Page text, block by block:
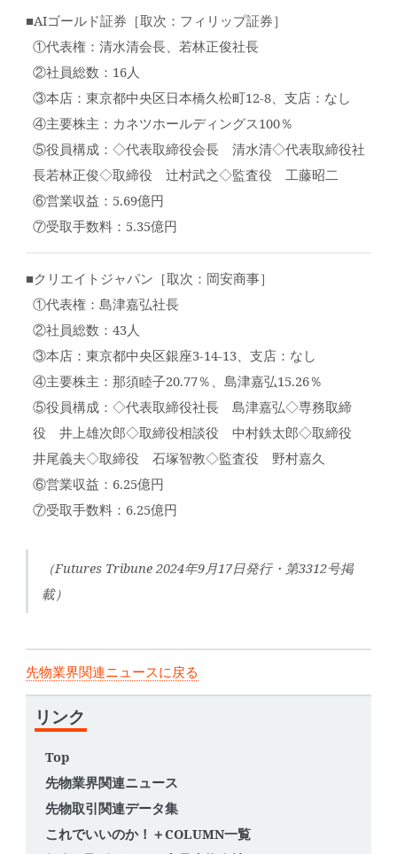
■AIゴールド証券［取次：フィリップ証券］
①代表権：清水清会長、若林正俊社長
②社員総数：16人
③本店：東京都中央区日本橋久松町12-8、支店：なし
④主要株主：カネツホールディングス100％
⑤役員構成：◇代表取締役会長 清水清◇代表取締役社
長若林正俊◇取締役 辻村武之◇監査役 工藤昭二
⑥営業収益：5.69億円
⑦受取手数料：5.35億円
■クリエイトジャパン［取次：岡安商事］
①代表権：島津嘉弘社長
②社員総数：43人
③本店：東京都中央区銀座3-14-13、支店：なし
④主要株主：那須睦子20.77％、島津嘉弘15.26％
⑤役員構成：◇代表取締役社長 島津嘉弘◇専務取締
役 井上雄次郎◇取締役相談役 中村鉄太郎◇取締役
井尾義夫◇取締役 石塚智教◇監査役 野村嘉久
⑥営業収益：6.25億円
⑦受取手数料：6.25億円
（Futures Tribune 2024年9月17日発行・第3312号掲
載）
先物業界関連ニュースに戻る
リンク
Top
先物業界関連ニュース
先物取引関連データ集
これでいいのか！＋COLUMN一覧